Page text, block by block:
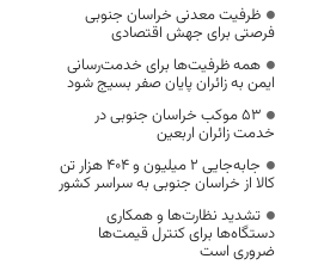
ظرفیت معدنی خراسان جنوبی
فرصتی برای جهش اقتصادی
همه ظرفیت‌ها برای خدمت‌رسانی
ایمن به زائران پایان صفر بسیج شود
53 موکب خراسان جنوبی در
خدمت زائران اربعین
جابه‌جایی 2 میلیون و 404 هزار تن
کالا از خراسان جنوبی به سراسر کشور
تشدید نظارت‌ها و همکاری
دستگاه‌ها برای کنترل قیمت‌ها
ضروری است